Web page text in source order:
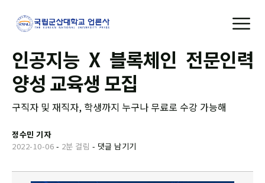
인공지능 X 블록체인 전문인력
양성 교육생 모집
구직자 및 재직자, 학생까지 누구나 무료로 수강 가능해
정수민 기자
2022-10-06 - 2분 걸림 - 댓글 남기기